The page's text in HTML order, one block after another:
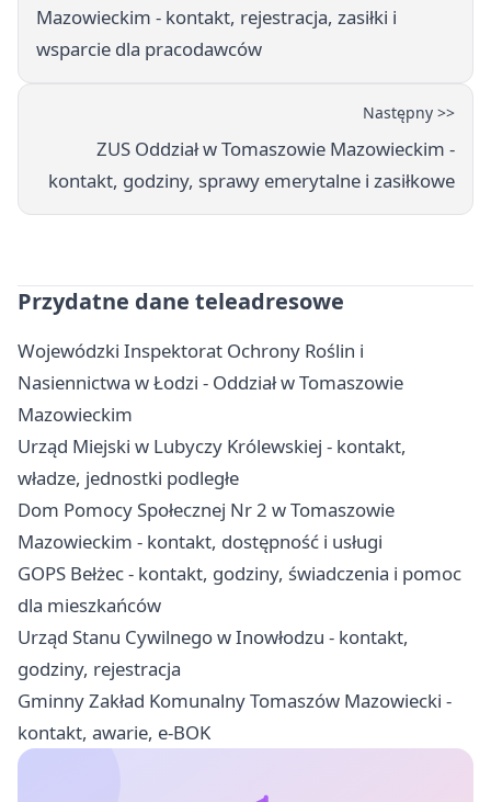
Mazowieckim - kontakt, rejestracja, zasiłki i
wsparcie dla pracodawców
Następny >>
ZUS Oddział w Tomaszowie Mazowieckim -
kontakt, godziny, sprawy emerytalne i zasiłkowe
Przydatne dane teleadresowe
Wojewódzki Inspektorat Ochrony Roślin i
Nasiennictwa w Łodzi - Oddział w Tomaszowie
Mazowieckim
Urząd Miejski w Lubyczy Królewskiej - kontakt,
władze, jednostki podległe
Dom Pomocy Społecznej Nr 2 w Tomaszowie
Mazowieckim - kontakt, dostępność i usługi
GOPS Bełżec - kontakt, godziny, świadczenia i pomoc
dla mieszkańców
Urząd Stanu Cywilnego w Inowłodzu - kontakt,
godziny, rejestracja
Gminny Zakład Komunalny Tomaszów Mazowiecki -
kontakt, awarie, e-BOK